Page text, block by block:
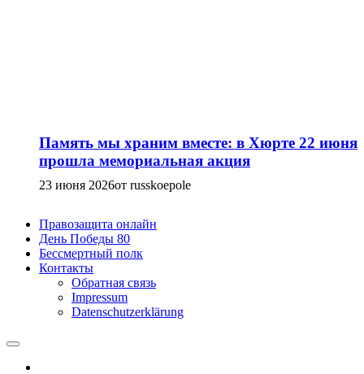
Память мы храним вместе: в Хюрте 22 июня
прошла мемориальная акция
23 июня 2026от russkoepole
Правозащита онлайн
День Победы 80
Бессмертный полк
Контакты
Обратная связь
Impressum
Datenschutzerklärung